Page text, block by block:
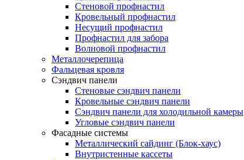
Стеновой профнастил
Кровельный профнастил
Несущий профнастил
Профнастил для забора
Волновой профнастил
Металлочерепица
Фальцевая кровля
Сэндвич панели
Стеновые сэндвич панели
Кровельные сэндвич панели
Сэндвич панели для холодильной камеры
Угловые сэндвич панели
Фасадные системы
Металлический сайдинг (Блок-хаус)
Внутристенные кассеты